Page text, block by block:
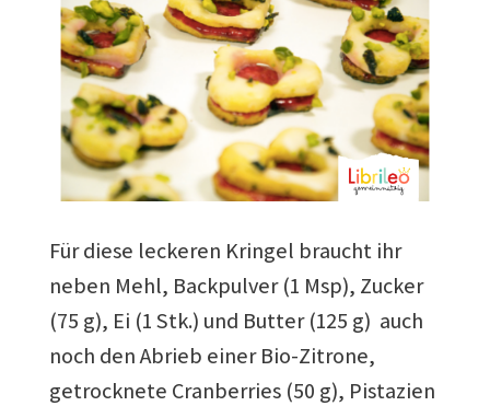
Für diese leckeren Kringel braucht ihr
neben Mehl, Backpulver (1 Msp), Zucker
(75 g), Ei (1 Stk.) und Butter (125 g) auch
noch den Abrieb einer Bio-Zitrone,
getrocknete Cranberries (50 g), Pistazien